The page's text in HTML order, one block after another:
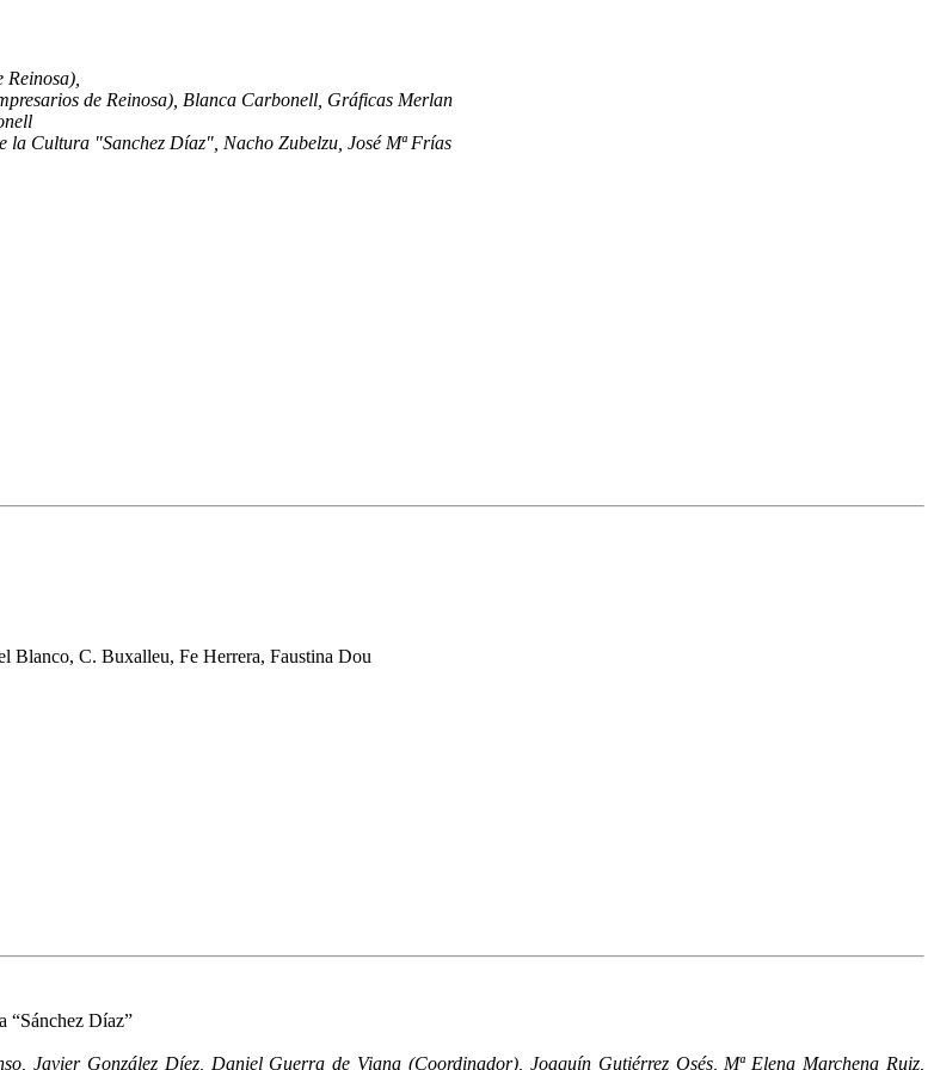
de Reinosa), Blanca Carbonell, Gráficas Merlan
Cultura "Sanchez Díaz", Nacho Zubelzu, José Mª Frías
Blanco, C. Buxalleu, Fe Herrera, Faustina Dou
“Sánchez Díaz”
Javier González Díez, Daniel Guerra de Viana (Coordinador), Joaquín Gutiérrez Osés, Mª Elena Marchena Ruiz,